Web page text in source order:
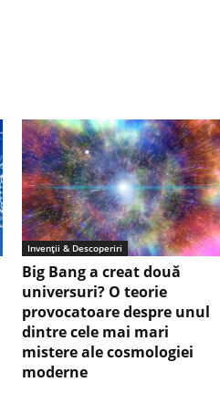
Invenții & Descoperiri
Big Bang a creat două
universuri? O teorie
provocatoare despre unul
dintre cele mai mari
mistere ale cosmologiei
moderne